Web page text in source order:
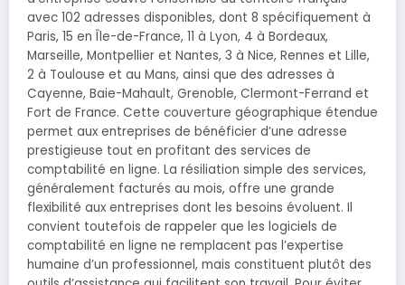
avec 102 adresses disponibles, dont 8 spécifiquement à
Paris, 15 en Île-de-France, 11 à Lyon, 4 à Bordeaux,
Marseille, Montpellier et Nantes, 3 à Nice, Rennes et Lille,
2 à Toulouse et au Mans, ainsi que des adresses à
Cayenne, Baie-Mahault, Grenoble, Clermont-Ferrand et
Fort de France. Cette couverture géographique étendue
permet aux entreprises de bénéficier d’une adresse
prestigieuse tout en profitant des services de
comptabilité en ligne. La résiliation simple des services,
généralement facturés au mois, offre une grande
flexibilité aux entreprises dont les besoins évoluent. Il
convient toutefois de rappeler que les logiciels de
comptabilité en ligne ne remplacent pas l’expertise
humaine d’un professionnel, mais constituent plutôt des